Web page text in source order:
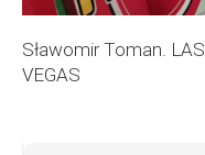
Sławomir Toman. LAS
VEGAS